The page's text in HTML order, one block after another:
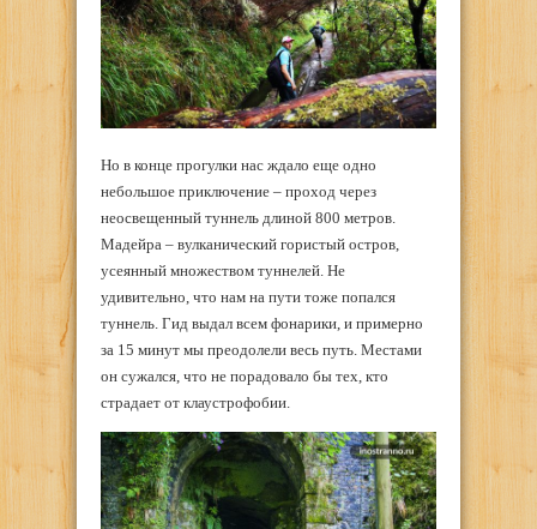
Но в конце прогулки нас ждало еще одно
небольшое приключение – проход через
неосвещенный туннель длиной 800 метров.
Мадейра – вулканический гористый остров,
усеянный множеством туннелей. Не
удивительно, что нам на пути тоже попался
туннель. Гид выдал всем фонарики, и примерно
за 15 минут мы преодолели весь путь. Местами
он сужался, что не порадовало бы тех, кто
страдает от клаустрофобии.